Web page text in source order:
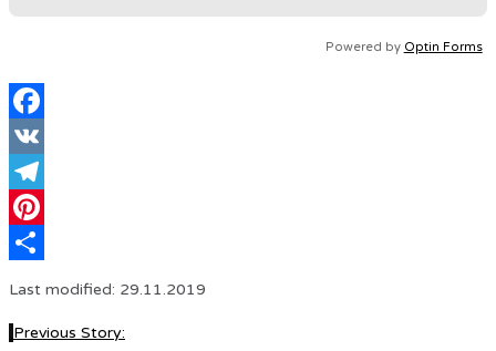
Powered by Optin Forms
Facebook
VK
Telegram
Pinterest
Last modified: 29.11.2019
Previous Story: